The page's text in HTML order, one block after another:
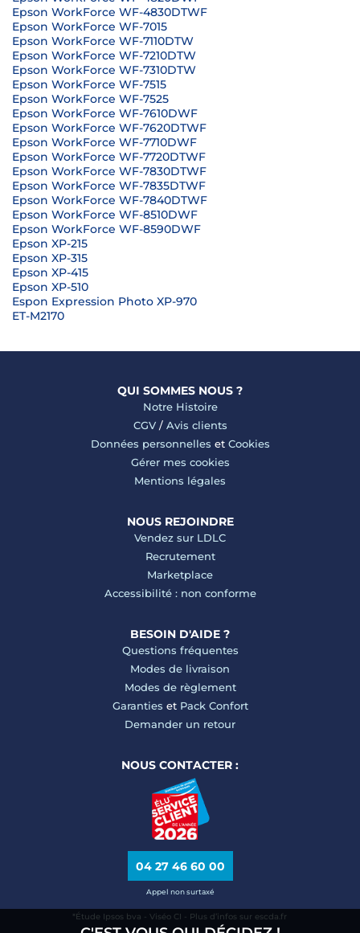
Epson WorkForce WF-4830DTWF
Epson WorkForce WF-7015
Epson WorkForce WF-7110DTW
Epson WorkForce WF-7210DTW
Epson WorkForce WF-7310DTW
Epson WorkForce WF-7515
Epson WorkForce WF-7525
Epson WorkForce WF-7610DWF
Epson WorkForce WF-7620DTWF
Epson WorkForce WF-7710DWF
Epson WorkForce WF-7720DTWF
Epson WorkForce WF-7830DTWF
Epson WorkForce WF-7835DTWF
Epson WorkForce WF-7840DTWF
Epson WorkForce WF-8510DWF
Epson WorkForce WF-8590DWF
Epson XP-215
Epson XP-315
Epson XP-415
Epson XP-510
Espon Expression Photo XP-970
ET-M2170
QUI SOMMES NOUS ?
Notre Histoire
CGV/ Avis clients
Données personnelles et Cookies
Gérer mes cookies
Mentions légales
NOUS REJOINDRE
Vendez sur LDLC
Recrutement
Marketplace
Accessibilité : non conforme
BESOIN D'AIDE ?
Questions fréquentes
Modes de livraison
Modes de règlement
Garanties et Pack Confort
Demander un retour
NOUS CONTACTER :
04 27 46 60 00
Appel non surtaxé
*Étude Ipsos bva - Viséo CI - Plus d’infos sur escda.fr